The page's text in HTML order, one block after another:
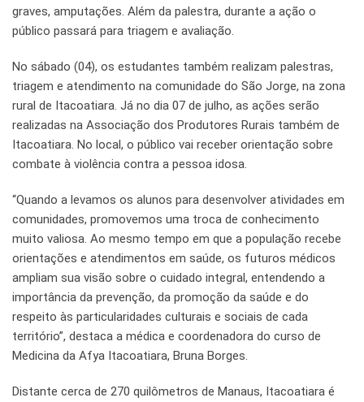
graves, amputações. Além da palestra, durante a ação o
público passará para triagem e avaliação.
No sábado (04), os estudantes também realizam palestras,
triagem e atendimento na comunidade do São Jorge, na zona
rural de Itacoatiara. Já no dia 07 de julho, as ações serão
realizadas na Associação dos Produtores Rurais também de
Itacoatiara. No local, o público vai receber orientação sobre
combate à violência contra a pessoa idosa.
“Quando a levamos os alunos para desenvolver atividades em
comunidades, promovemos uma troca de conhecimento
muito valiosa. Ao mesmo tempo em que a população recebe
orientações e atendimentos em saúde, os futuros médicos
ampliam sua visão sobre o cuidado integral, entendendo a
importância da prevenção, da promoção da saúde e do
respeito às particularidades culturais e sociais de cada
território”, destaca a médica e coordenadora do curso de
Medicina da Afya Itacoatiara, Bruna Borges.
Distante cerca de 270 quilômetros de Manaus, Itacoatiara é